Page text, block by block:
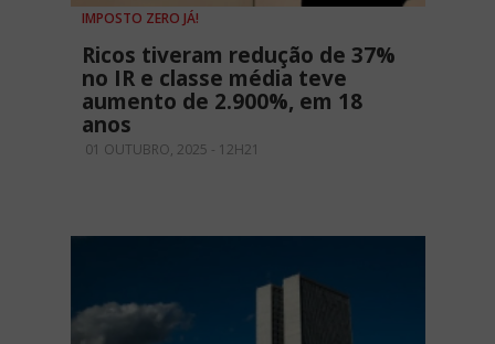
IMPOSTO ZERO JÁ!
Ricos tiveram redução de 37%
no IR e classe média teve
aumento de 2.900%, em 18
anos
01 OUTUBRO, 2025 - 12H21